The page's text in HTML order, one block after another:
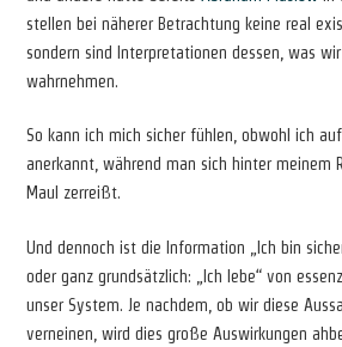
stellen bei näherer Betrachtung keine real
sondern sind Interpretationen dessen, was
wahrnehmen.
So kann ich mich sicher fühlen, obwohl ich
anerkannt, während man sich hinter meinem
Maul zerreißt.
Und dennoch ist die Information „Ich bin
oder ganz grundsätzlich: „Ich lebe“ von
unser System. Je nachdem, ob wir diese
verneinen, wird dies große Auswirkungen